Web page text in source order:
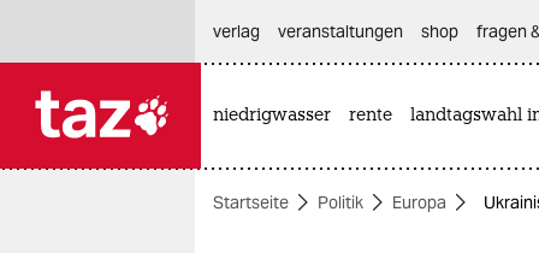
themen
verlag
veranstaltungen shop fragen
niedrigwasser rente landtagswahl
Startseite Politik Europa